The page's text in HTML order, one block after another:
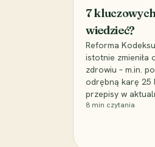
7
wiedzieć?
Reforma
istotnie zmieniła
zdrowiu – m.in.
odrębną karę 25
przepisy w
8 min czytania